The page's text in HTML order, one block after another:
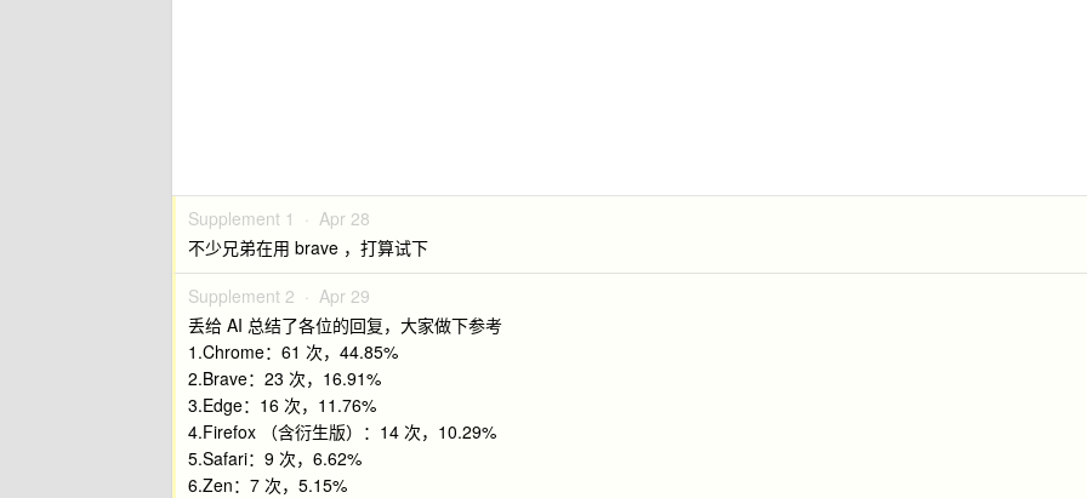
Supplement 1 · Apr 28
不少兄弟在用 brave ，打算试下
Supplement 2 · Apr 29
丢给 AI 总结了各位的回复，大家做下参考
1.Chrome：61 次，44.85%
2.Brave：23 次，16.91%
3.Edge：16 次，11.76%
4.Firefox （含衍生版）：14 次，10.29%
5.Safari：9 次，6.62%
6.Zen：7 次，5.15%